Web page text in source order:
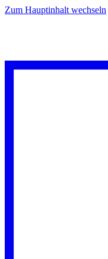
Zum Hauptinhalt wechseln